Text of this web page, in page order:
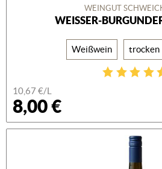
WEINGUT
WEISSER-
Weißwein trocken
10,67 €/L
8,00 €